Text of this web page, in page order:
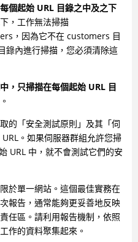
個起始 URL 目錄之中及之下
，工作無法掃描
，因為它不在 customers 目
內進行掃描，您必須清除這
，只掃描在每個起始 URL 目
的「安全測試原則」及其「伺
。如果伺服器群組允許您掃
URL 中，就不會測試它們的安
於單一網站。這個最佳實務在
報告，通常能夠更妥善地反映
任區。請利用報告機制，依照
作的資料聚集起來。